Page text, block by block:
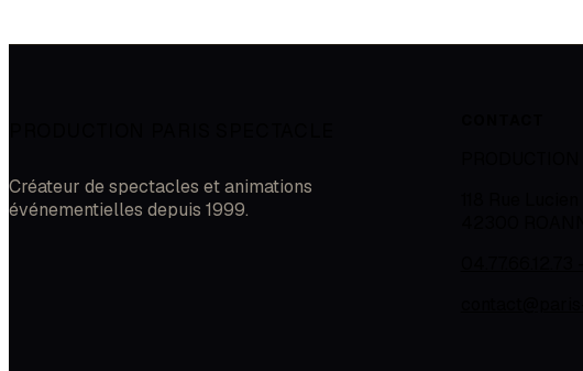
Créateur de spectacles et animations
événementielles depuis 1999.